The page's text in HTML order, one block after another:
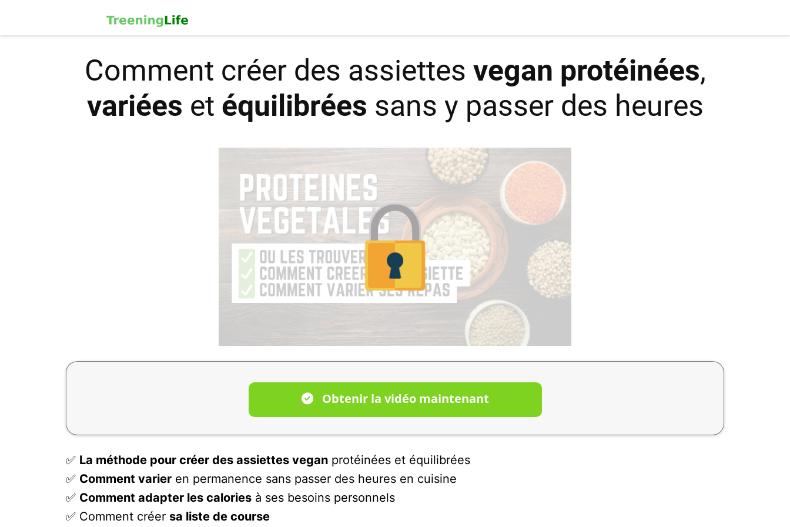
Comment créer des assiettes vegan protéinées,
variées et équilibrées sans y passer des heures
Obtenir la vidéo maintenant
✅ La méthode pour créer des assiettes vegan protéinées et équilibrées
✅ Comment varier en permanence sans passer des heures en cuisine
✅ Comment adapter les calories à ses besoins personnels
✅ Comment créer sa liste de course